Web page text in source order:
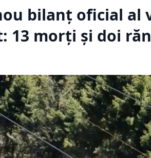
bilanț oficial al
13 morţi şi doi